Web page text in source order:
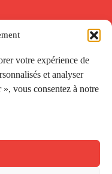
votre expérience de
et analyser
vous consentez à notre